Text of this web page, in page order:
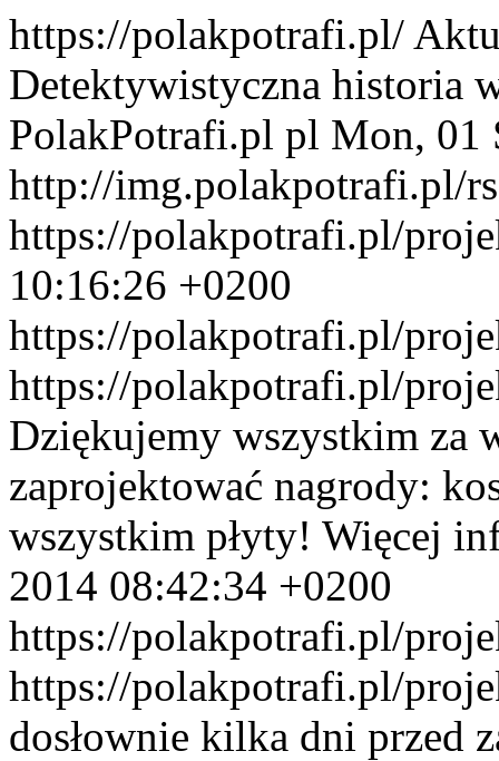
https://polakpotrafi.pl/
Detektywistyczna historia
PolakPotrafi.pl pl Mon, 01
http://img.polakpotrafi.pl/
https://polakpotrafi.pl/
10:16:26 +0200
https://polakpotrafi.pl/
https://polakpotrafi.pl/
Dziękujemy wszystkim za
zaprojektować nagrody:
wszystkim płyty! Więcej
2014 08:42:34 +0200
https://polakpotrafi.pl/
https://polakpotrafi.pl/
dosłownie kilka dni przed